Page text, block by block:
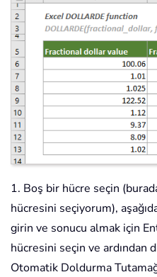
1. Boş bir hücre seçin
hücresini seçiyorum),
girin ve sonucu almak için
hücresini seçin ve ardından
Otomatik Doldurma